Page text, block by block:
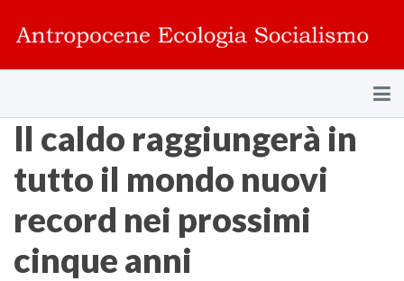
Il caldo raggiungerà in
tutto il mondo nuovi
record nei prossimi
cinque anni